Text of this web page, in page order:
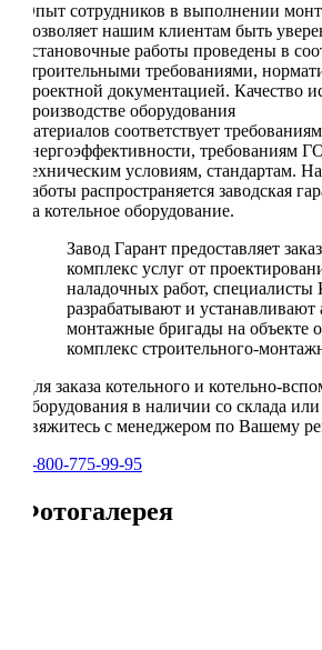
Опыт сотрудников в выполнении
позволяет нашим клиентам быть
установочные работы проведены в
строительными требованиями,
проектной документацией. Качество
производстве оборудования
материалов соответствует требованиям
энергоэффективности, требованиям
техническим условиям, стандартам.
работы распространяется заводская
на котельное оборудование.
Завод Гарант предоставляет
комплекс услуг от
наладочных работ,
разрабатывают и устанавливают
монтажные бригады на объекте
комплекс строительного-
Для заказа котельного и котельно-
оборудования в наличии со склада или
свяжитесь с менеджером по Вашему
8-800-775-99-95
Фотогалерея